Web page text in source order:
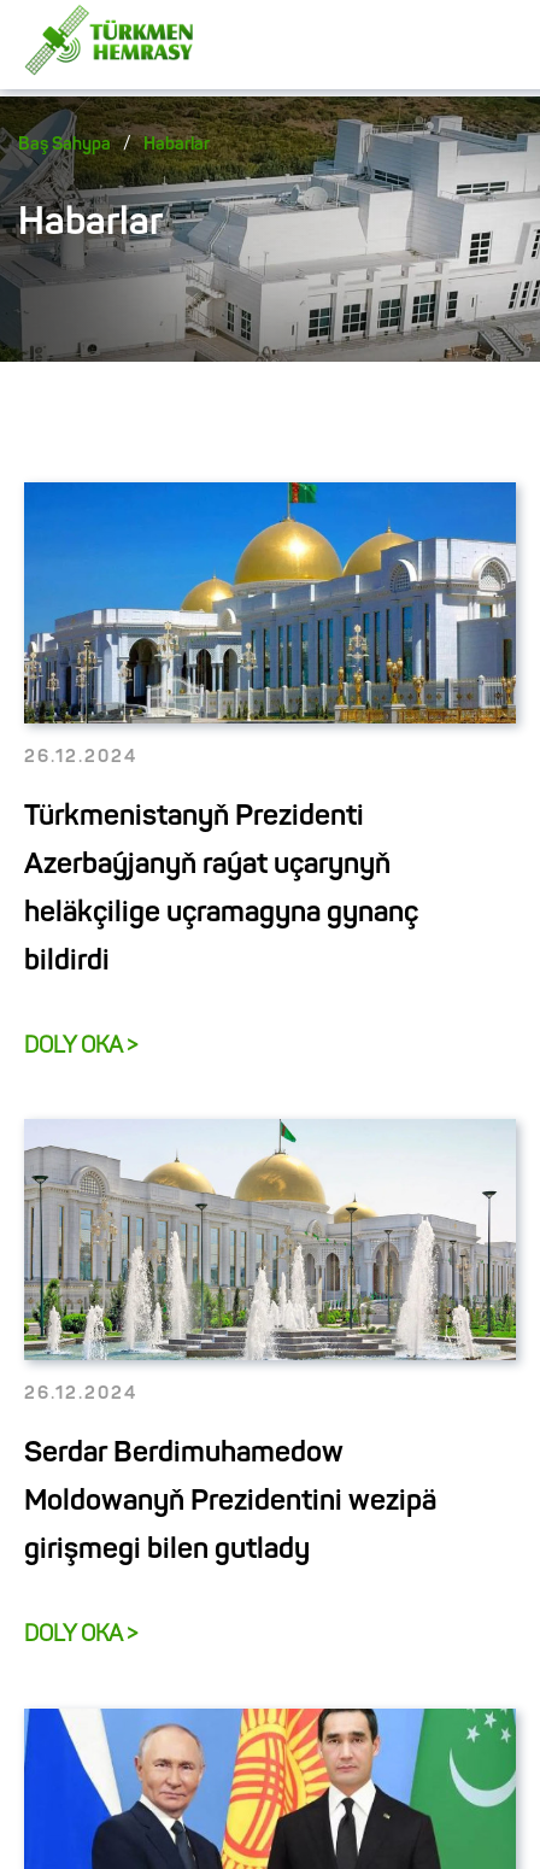
Baş Sahypa / Habarlar
Habarlar
26.12.2024
Türkmenistanyň Prezidenti
Azerbaýjanyň raýat uçarynyň
heläkçilige uçramagyna gynanç
bildirdi
DOLY OKA >
26.12.2024
Serdar Berdimuhamedow
Moldowanyň Prezidentini wezipä
girişmegi bilen gutlady
DOLY OKA >